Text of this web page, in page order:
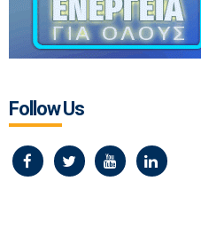
Follow Us